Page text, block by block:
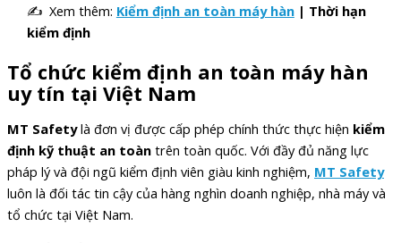
✍ Xem thêm: Kiểm định an toàn máy hàn| Thời hạn
kiểm định
Tổ chức kiểm định an toàn máy hàn
uy tín tại Việt Nam
MT Safetylà đơn vị được cấp phép chính thức thực hiện kiểm
định kỹ thuật an toàn trên toàn quốc. Với đầy đủ năng lực
pháp lý và đội ngũ kiểm định viên giàu kinh nghiệm, MT Safety
luôn là đối tác tin cậy của hàng nghìn doanh nghiệp, nhà máy và
tổ chức tại Việt Nam.